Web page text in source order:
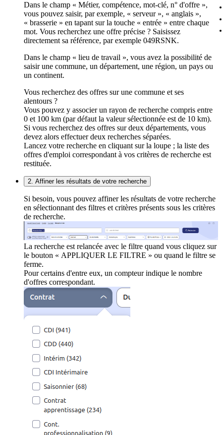
Dans le champ « Métier, compétence, mot-clé, n° d'offre »,
vous pouvez saisir, par exemple, « serveur », « anglais »,
« brasserie » en tapant sur la touche « entrée » entre chaque
mot. Vous recherchez une offre précise ? Saisissez
directement sa référence, par exemple 049RSNK.
Dans le champ « lieu de travail », vous avez la possibilité de
saisir une commune, un département, une région, un pays ou
un continent.
Vous recherchez des offres sur une commune et ses
alentours ?
Vous pouvez y associer un rayon de recherche compris entre
0 et 100 km (par défaut la valeur sélectionnée est de 10 km).
Si vous recherchez des offres sur deux départements, vous
devez alors effectuer deux recherches séparées.
Lancez votre recherche en cliquant sur la loupe ; la liste des
offres d'emploi correspondant à vos critères de recherche est
restituée.
2. Affiner les résultats de votre recherche
Si besoin, vous pouvez affiner les résultats de votre recherche
en sélectionnant des filtres et critères présents sous les critères
de recherche.
La recherche est relancée avec le filtre quand vous cliquez sur
le bouton « APPLIQUER LE FILTRE » ou quand le filtre se
ferme.
Pour certains d'entre eux, un compteur indique le nombre
d'offres correspondant.